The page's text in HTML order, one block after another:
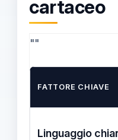
cartaceo
""
FATTORE CHIAVE
Linguaggio